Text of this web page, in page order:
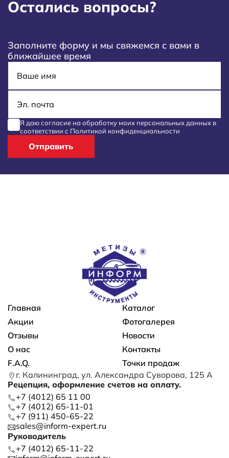
Остались вопросы?
Заполните форму и мы свяжемся с вами в
ближайшее время
Я даю согласие на обработку моих персональных данных в
соответствии с Политикой конфиденциальности
Отправить
Основная навигация
Главная
Каталог
Акции
Фотогалерея
Отзывы
Новости
О нас
Контакты
F.A.Q.
Точки продаж
г. Калининград, ул. Александра Суворова, 125 А
Рецепция, оформление счетов на оплату.
+7 (4012) 65 11 00
+7 (4012) 65-11-01
+7 (911) 450-65-22
sales@inform-expert.ru
Руководитель
+7 (4012) 65-11-22